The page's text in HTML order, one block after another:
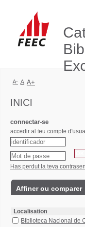
A- A A+
INICI
connectar-se
accedir al teu compte
Has perdut la teva
Affiner ou comparer
Localisation
Biblioteca Nacional de